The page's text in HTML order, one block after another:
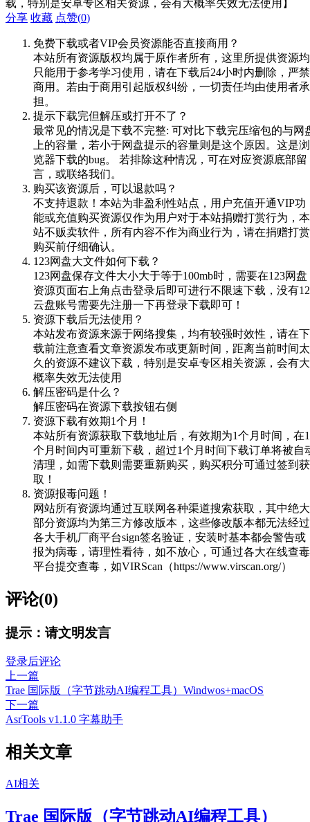
载，特别是安卓专区相关资源，会有大概率失效无法使用】
分享 收藏 点赞(0)
免费下载或者VIP会员资源能否直接商用？
本站所有资源版权均属于原作者所有，这里所提供资源均
只能用于参考学习使用，请在下载后24小时内删除，严禁
商用。若由于商用引起版权纠纷，一切责任均由使用者承
担。
提示下载完但解压或打开不了？
最常见的情况是下载不完整: 可对比下载完压缩包的与网
上的容量，若小于网盘提示的容量则是这个原因。这是浏
览器下载的bug。 若排除这种情况，可在对应资源底部留
言，或联络我们。
购买该资源后，可以退款吗？
不支持退款！本站为非盈利性站点，用户充值开通VIP功
能或充值购买资源仅作为用户对于本站捐赠打赏行为，本
站不贩卖软件，所有内容不作为商业行为，请在捐赠打赏
购买前仔细确认。
123网盘大文件如何下载？
123网盘保存文件大小大于等于100mb时，需要在123网盘
资源页面右上角点击登录后即可进行不限速下载，没有
云盘账号需要先注册一下再登录下载即可！
资源下载后无法使用？
本站发布资源来源于网络搜集，均有较强时效性，请在下
载前注意查看文章资源发布或更新时间，距离当前时间太
久的资源不建议下载，特别是安卓专区相关资源，会有大
概率失效无法使用
解压密码是什么？
解压密码在资源下载按钮右侧
资源下载有效期1个月！
本站所有资源获取下载地址后，有效期为1个月时间，在1
个月时间内可重新下载，超过1个月时间下载订单将被自
清理，如需下载则需要重新购买，购买积分可通过签到获
取！
资源报毒问题！
网站所有资源均通过互联网各种渠道搜索获取，其中绝大
部分资源均为第三方修改版本，这些修改版本都无法经过
各大手机厂商平台sign签名验证，安装时基本都会警告或
报为病毒，请理性看待，如不放心，可通过各大在线查毒
平台提交查毒，如VIRScan（https://www.virscan.org/）
评论(0)
提示：请文明发言
登录后评论
上一篇
Trae 国际版（字节跳动AI编程工具）Windwos+macOS
下一篇
AsrTools v1.1.0 字幕助手
相关文章
AI相关
Trae 国际版（字节跳动AI编程工具）